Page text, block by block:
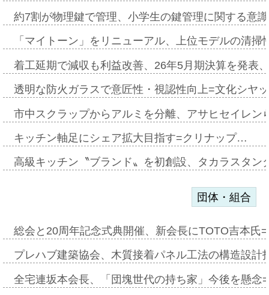
約7割が物理鍵で管理、小学生の鍵管理に関する意
「マイトーン」をリニューアル、上位モデルの清
着工延期で減収も利益改善、26年5月期決算を発表
透明な防火ガラスで意匠性・視認性向上=文化シヤ
市中スクラップからアルミを分離、アサヒセイレ
キッチン軸足にシェア拡大目指す=クリナップ…
高級キッチン〝ブランド〟を初創設、タカラスタ
団体・組合
総会と20周年記念式典開催、新会長にTOTO吉本氏
プレハブ建築協会、木質接着パネル工法の構造設
全宅連坂本会長、「団塊世代の持ち家」今後を懸